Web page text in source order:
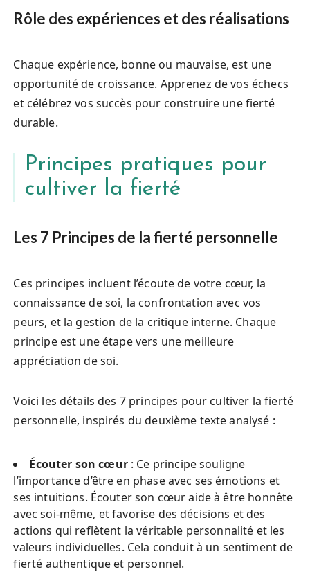
Rôle des expériences et des réalisations
Chaque expérience, bonne ou mauvaise, est une
opportunité de croissance. Apprenez de vos échecs
et célébrez vos succès pour construire une fierté
durable.
Principes pratiques pour
cultiver la fierté
Les 7 Principes de la fierté personnelle
Ces principes incluent l’écoute de votre cœur, la
connaissance de soi, la confrontation avec vos
peurs, et la gestion de la critique interne. Chaque
principe est une étape vers une meilleure
appréciation de soi.
Voici les détails des 7 principes pour cultiver la fierté
personnelle, inspirés du deuxième texte analysé :
Écouter son cœur: Ce principe souligne
l’importance d’être en phase avec ses émotions et
ses intuitions. Écouter son cœur aide à être honnête
avec soi-même, et favorise des décisions et des
actions qui reflètent la véritable personnalité et les
valeurs individuelles. Cela conduit à un sentiment de
fierté authentique et personnel.